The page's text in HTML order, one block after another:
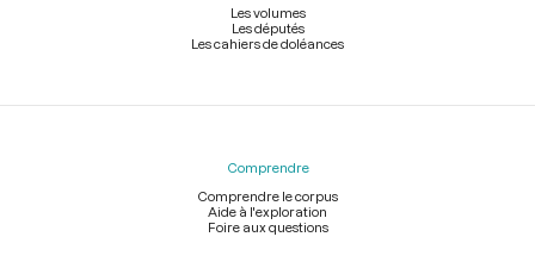
Les volumes
Les députés
Les cahiers de doléances
Comprendre
Comprendre le corpus
Aide à l'exploration
Foire aux questions